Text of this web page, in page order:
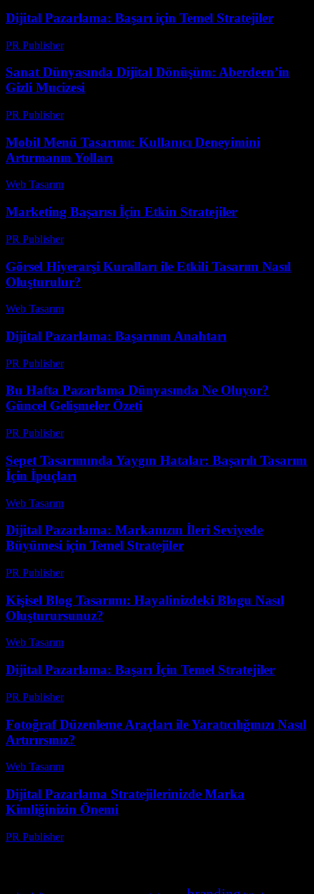
Dijital Pazarlama: Başarı için Temel Stratejiler
PR Publisher-
Sanat Dünyasında Dijital Dönüşüm: Aberdeen’in
Gizli Mucizesi
PR Publisher-
Mobil Menü Tasarımı: Kullanıcı Deneyimini
Artırmanın Yolları
Web Tasarım
Marketing Başarısı İçin Etkin Stratejiler
PR Publisher-
Görsel Hiyerarşi Kuralları ile Etkili Tasarım Nasıl
Oluşturulur?
Web Tasarım
Dijital Pazarlama: Başarının Anahtarı
PR Publisher-
Bu Hafta Pazarlama Dünyasında Ne Oluyor?
Güncel Gelişmeler Özeti
PR Publisher-
Sepet Tasarımında Yaygın Hatalar: Başarılı Tasarım
İçin İpuçları
Web Tasarım
Dijital Pazarlama: Markanızın İleri Seviyede
Büyümesi için Temel Stratejiler
PR Publisher-
Kişisel Blog Tasarımı: Hayalinizdeki Blogu Nasıl
Oluşturursunuz?
Web Tasarım
Dijital Pazarlama: Başarı İçin Temel Stratejiler
PR Publisher-
Fotoğraf Düzenleme Araçları ile Yaratıcılığınızı Nasıl
Artırırsınız?
Web Tasarım
Dijital Pazarlama Stratejilerinizde Marka
Kimliğinizin Önemi
PR Publisher-